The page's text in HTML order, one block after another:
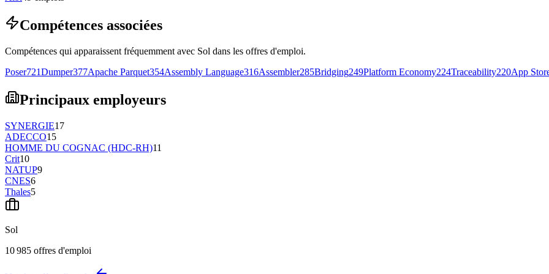
Compétences associées
Compétences qui apparaissent fréquemment avec Sol dans les offres d'emploi.
Poser721Dumper377Apache Parquet354Assembly Language316Assembler285Bridging249Platform Economy224Traceability220App
Principaux employeurs
SYNERGIE17
ADECCO15
HOMME DU COGNAC (HDC-RH)11
Crit10
NATUP9
CNES6
Thales5
Sol
10 985 offres d'emploi